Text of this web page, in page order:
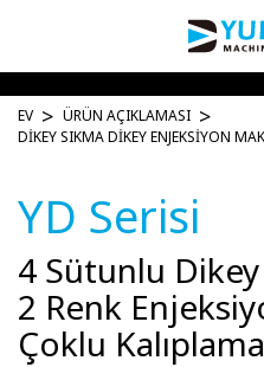
EV
ÜRÜN AÇIKLAMASI
DIKEY SIKMA DIKEY ENJEKSIYON
YD Serisi
4 Sütunlu Dikey
2 Renk
Çoklu